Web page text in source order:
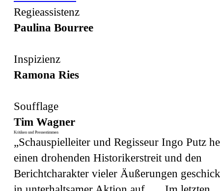
Regieassistenz
Paulina Bourree
Inspizienz
Ramona Ries
Soufflage
Tim Wagner
Kritiken und Pressestimmen
„Schauspielleiter und Regisseur Ingo Putz
einen drohenden Historikerstreit und den
Berichtcharakter vieler Äußerungen